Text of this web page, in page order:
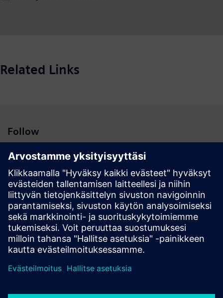
Related Links
Follow
Hakutulokset | Yhtiö | Siemens
© Siemens 1996 – 2026
Corporate Information
Privacy Policy
Cookie Policy